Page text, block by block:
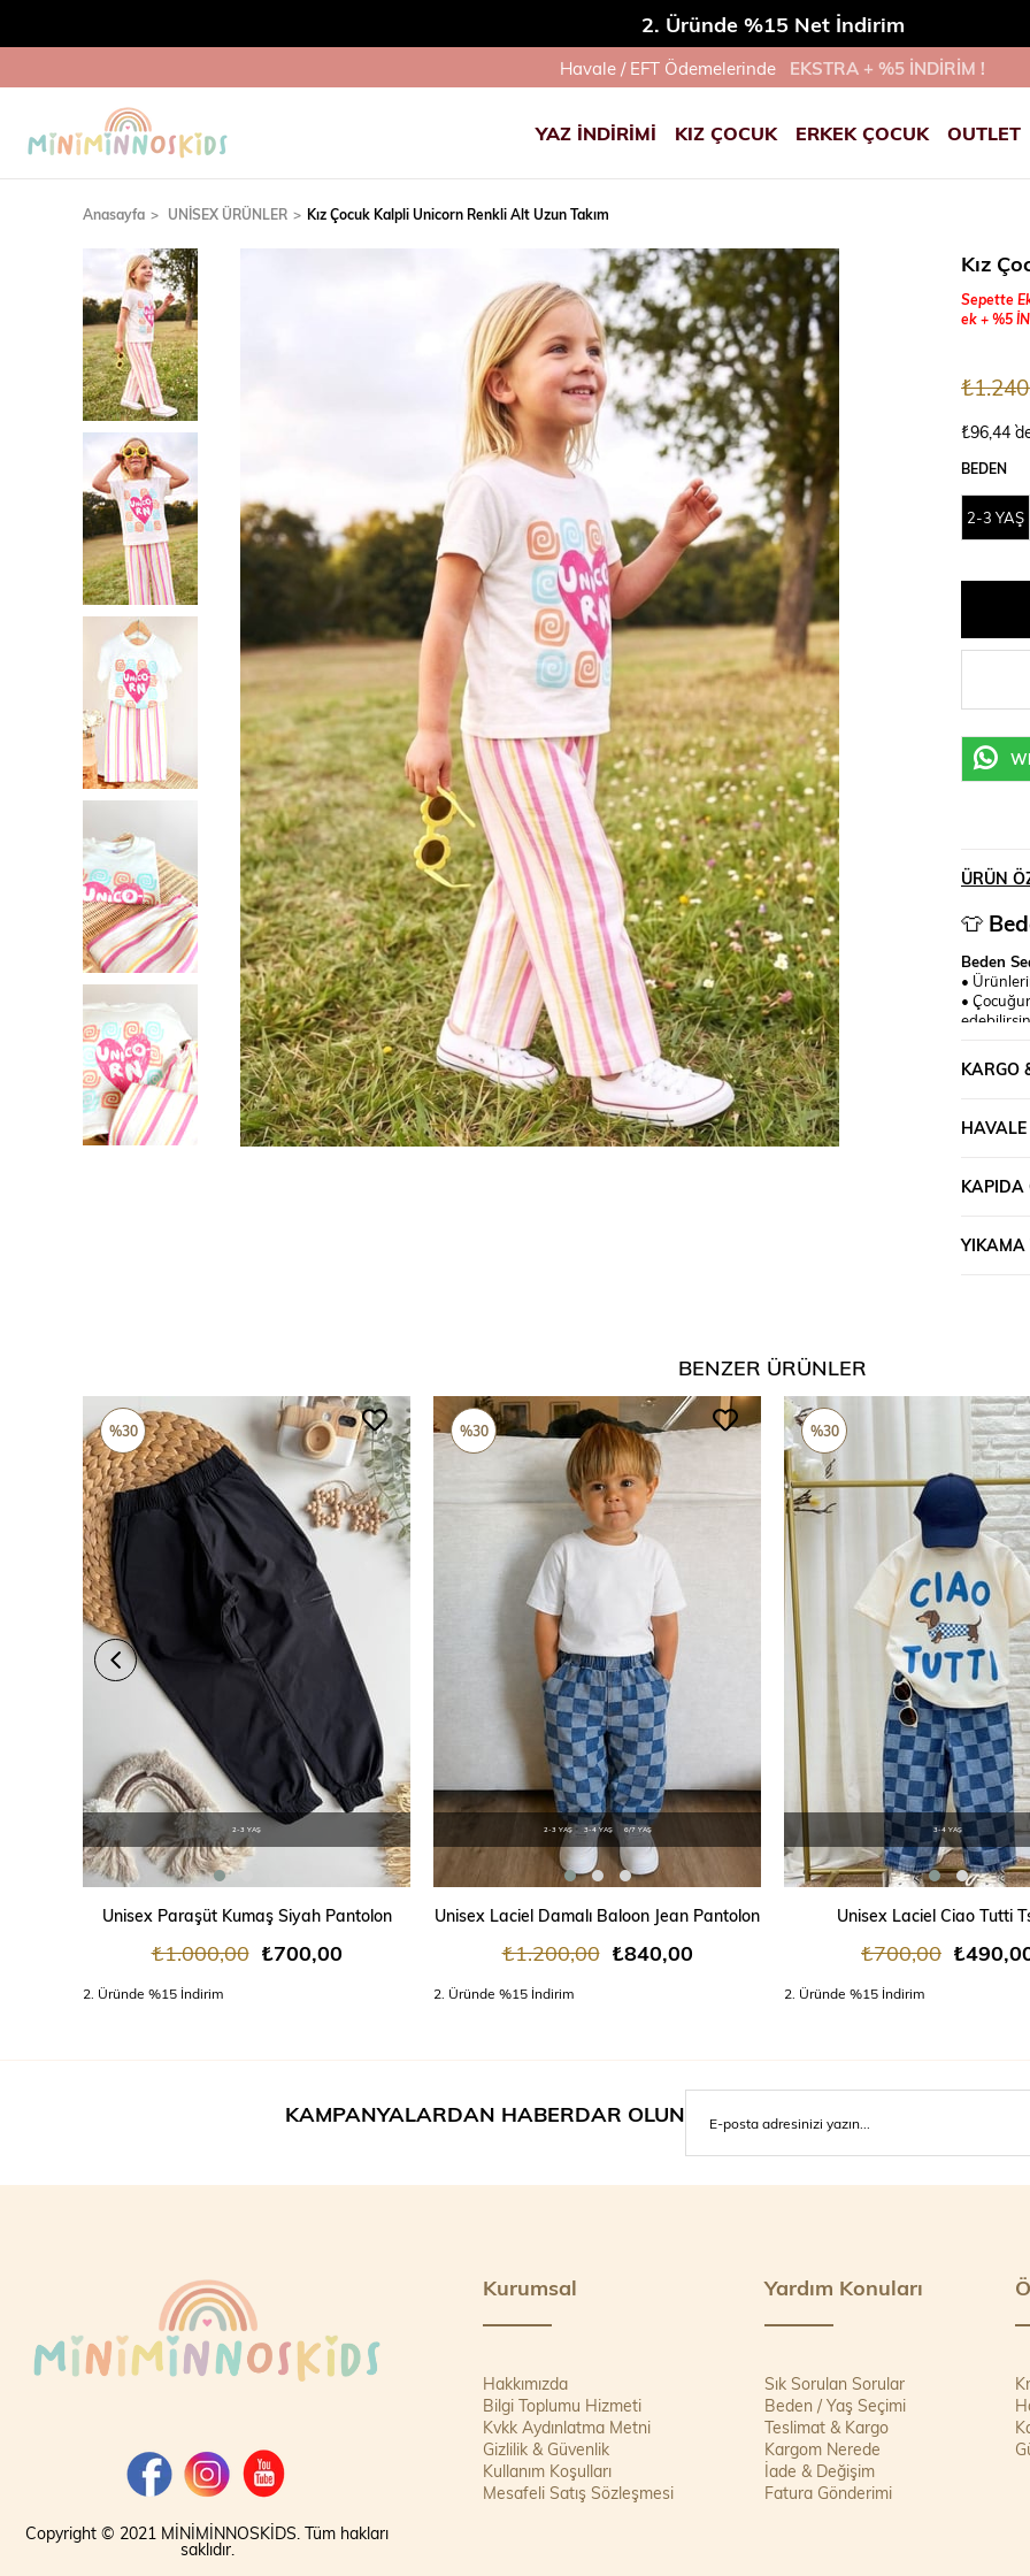
2. Üründe %15 Net İndirim
Havale / EFT Ödemelerinde EKSTRA + %5 İNDİRİM !
YAZ İNDİRİMİ KIZ ÇOCUK ERKEK ÇOCUK OUTLET
Anasayfa UNİSEX ÜRÜNLER Kız Çocuk Kalpli Unicorn Renkli Alt Uzun Takım
Kız
Sepette
ek + %5
₺96,44
BEDEN
2-3 YAŞ
ÜRÜN
👕
Beden
•
•
KARGO
KAPIDA
YIKAMA
BENZER ÜRÜNLER
SEPETE EKLE
Unisex Paraşüt Kumaş Siyah Pantolon
₺700,00
₺1.000,00
2. Üründe %15 İndirim
2-3 YAŞ
%30
SEPETE EKLE
Unisex Laciel Damalı Baloon Jean Pantolon
₺840,00
₺1.200,00
2. Üründe %15 İndirim
2-3 YAŞ 3-4 YAŞ 6/7 YAŞ
%30
SEPETE EKLE
Unisex Laciel Ciao Tutti
₺700,00
2. Üründe %15 İndirim
3-4 YAŞ
%30
KAMPANYALARDAN HABERDAR OLUN
Copyright © 2021 MİNİMİNNOSKİDS. Tüm hakları
saklıdır.
Kurumsal
Hakkımızda
Bilgi Toplumu Hizmeti
Kvkk Aydınlatma Metni
Gizlilik & Güvenlik
Kullanım Koşulları
Mesafeli Satış Sözleşmesi
Yardım Konuları
Sık Sorulan Sorular
Beden / Yaş Seçimi
Teslimat & Kargo
Kargom Nerede
İade & Değişim
Fatura Gönderimi